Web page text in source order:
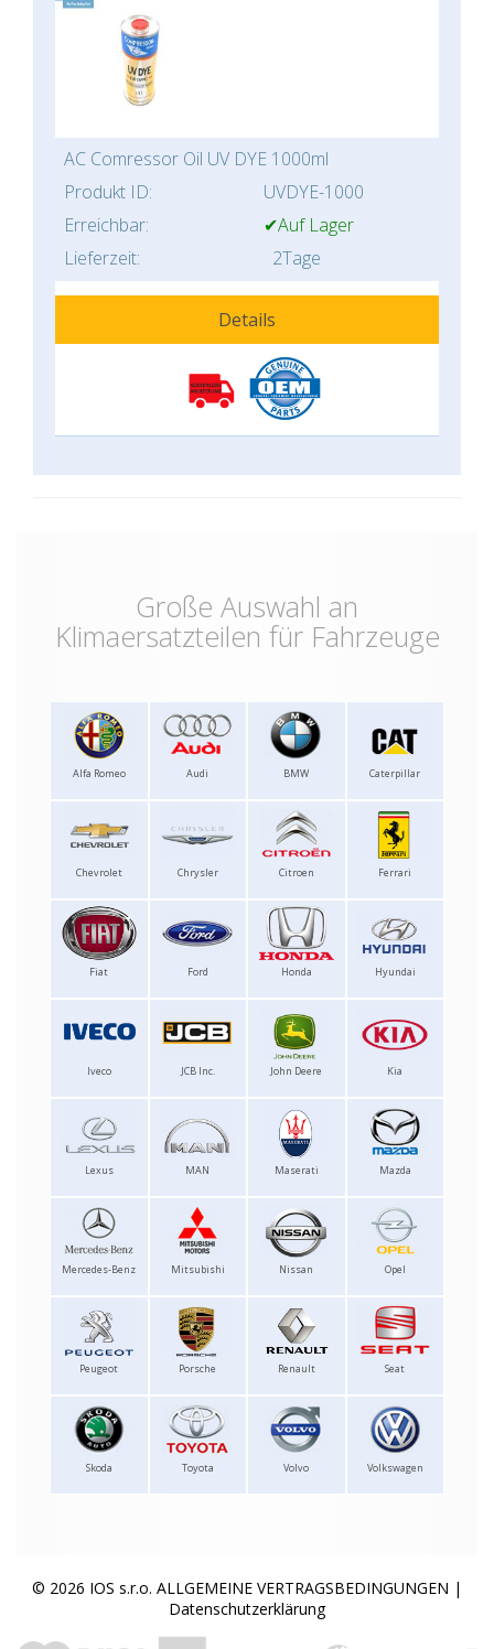
AC Comressor Oil UV DYE 1000ml
Produkt ID:
UVDYE-1000
Erreichbar:
✔Auf Lager
Lieferzeit:
2Tage
Details
Große Auswahl an
Klimaersatzteilen für Fahrzeuge
Alfa Romeo Audi BMW Caterpillar
Chevrolet Chrysler Citroen Ferrari
Fiat Ford Honda Hyundai
Iveco JCB Inc. John Deere Kia
Lexus MAN Maserati Mazda
Mercedes-Benz Mitsubishi Nissan Opel
Peugeot Porsche Renault Seat
Skoda Toyota Volvo Volkswagen
© 2026 IOS s.r.o. ALLGEMEINE VERTRAGSBEDINGUNGEN |
Datenschutzerklärung